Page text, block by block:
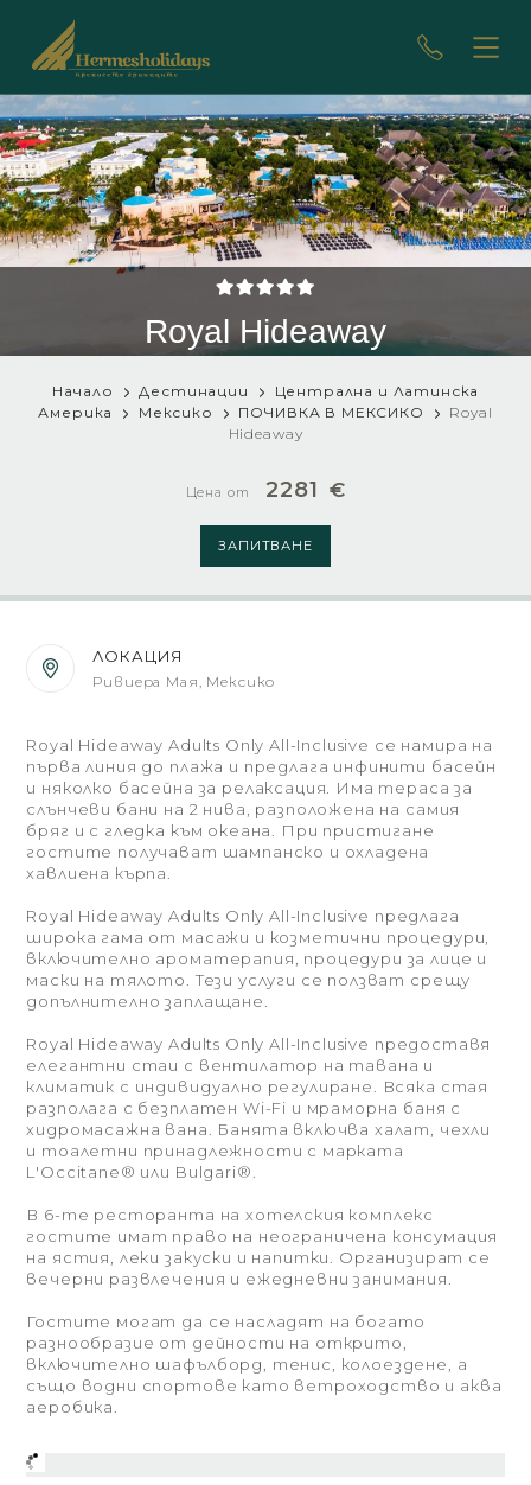
Royal Hideaway
Начало Дестинации
Централна и Латинска
Америка
Мексико ПОЧИВКА В МЕКСИКО
Royal
Hideaway
Цена от 2281 €
ЗАПИТВАНЕ
ЛОКАЦИЯ
Ривиера Мая, Мексико
Royal Hideaway Adults Only All-Inclusive се намира на
първа линия до плажа и предлага инфинити басейн
и няколко басейна за релаксация. Има тераса за
слънчеви бани на 2 нива, разположена на самия
бряг и с гледка към океана. При пристигане
гостите получават шампанско и охладена
хавлиена кърпа.
Royal Hideaway Adults Only All-Inclusive предлага
широка гама от масажи и козметични процедури,
включително ароматерапия, процедури за лице и
маски на тялото. Тези услуги се ползват срещу
допълнително заплащане.
Royal Hideaway Adults Only All-Inclusive предоставя
елегантни стаи с вентилатор на тавана и
климатик с индивидуално регулиране. Всяка стая
разполага с безплатен Wi-Fi и мраморна баня с
хидромасажна вана. Банята включва халат, чехли
и тоалетни принадлежности с марката
L'Occitane® или Bulgari®.
В 6-те ресторанта на хотелския комплекс
гостите имат право на неограничена консумация
на ястия, леки закуски и напитки. Организират се
вечерни развлечения и ежедневни занимания.
Гостите могат да се насладят на богато
разнообразие от дейности на открито,
включително шафълборд, тенис, колоездене, а
също водни спортове като ветроходство и аква
аеробика.